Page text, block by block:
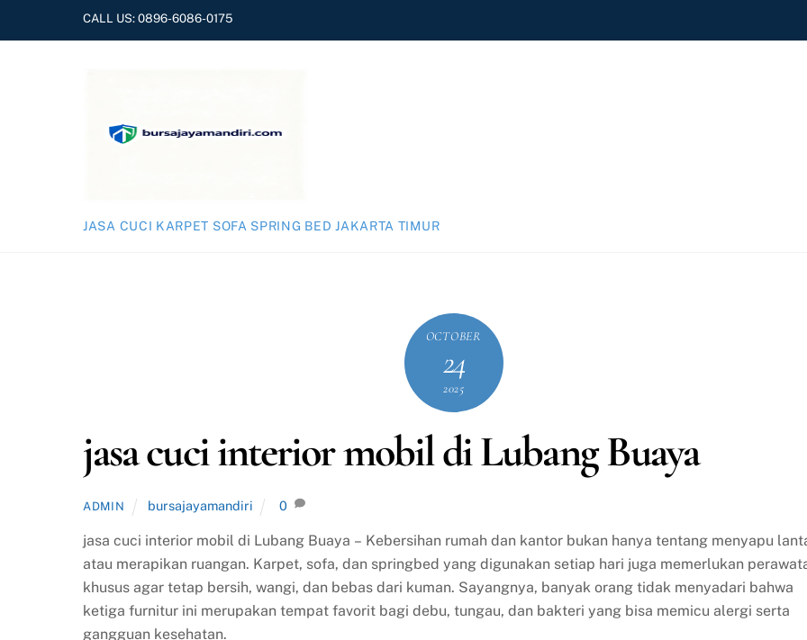
CALL US:0896-6086-0175
JASA CUCI KARPET SOFA SPRING BED JAKARTA TIMUR
OCTOBER
24
2025
jasa cuci interior mobil di Lubang Buaya
ADMIN bursajayamandiri 0
jasa cuci interior mobil di Lubang Buaya – Kebersihan rumah dan kantor bukan hanya tentang menyapu
atau merapikan ruangan. Karpet, sofa, dan springbed yang digunakan setiap hari juga memerlukan
khusus agar tetap bersih, wangi, dan bebas dari kuman. Sayangnya, banyak orang tidak menyadari bahwa
ketiga furnitur ini merupakan tempat favorit bagi debu, tungau, dan bakteri yang bisa memicu alergi serta
gangguan kesehatan.